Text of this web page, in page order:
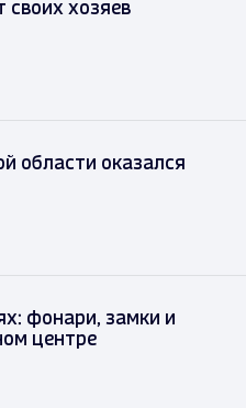
своих хозяев
области оказался
фонари, замки и
центре